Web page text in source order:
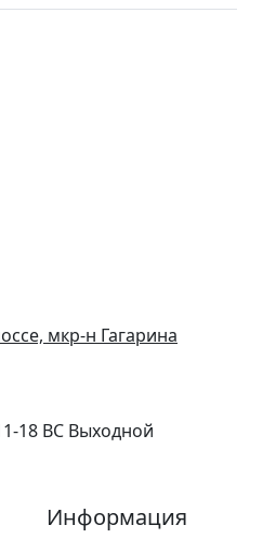
мкр-н Гагарина
18 ВС Выходной
Информация